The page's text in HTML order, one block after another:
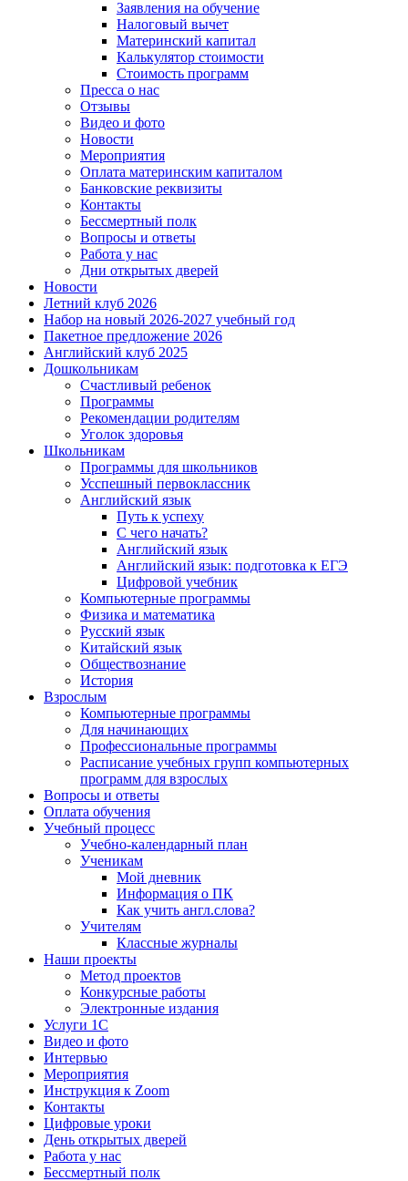
Заявления на обучение
Налоговый вычет
Материнский капитал
Калькулятор стоимости
Стоимость программ
Пресса о нас
Отзывы
Видео и фото
Новости
Мероприятия
Оплата материнским капиталом
Банковские реквизиты
Контакты
Бессмертный полк
Вопросы и ответы
Работа у нас
Дни открытых дверей
Новости
Летний клуб 2026
Набор на новый 2026-2027 учебный год
Пакетное предложение 2026
Английский клуб 2025
Дошкольникам
Счастливый ребенок
Программы
Рекомендации родителям
Уголок здоровья
Школьникам
Программы для школьников
Усспешный первоклассник
Английский язык
Путь к успеху
С чего начать?
Английский язык
Английский язык: подготовка к ЕГЭ
Цифровой учебник
Компьютерные программы
Физика и математика
Русский язык
Китайский язык
Обществознание
История
Взрослым
Компьютерные программы
Для начинающих
Профессиональные программы
Расписание учебных групп компьютерных
программ для взрослых
Вопросы и ответы
Оплата обучения
Учебный процесс
Учебно-календарный план
Ученикам
Мой дневник
Информация о ПК
Как учить англ.слова?
Учителям
Классные журналы
Наши проекты
Метод проектов
Конкурсные работы
Электронные издания
Услуги 1C
Видео и фото
Интервью
Мероприятия
Инструкция к Zoom
Контакты
Цифровые уроки
День открытых дверей
Работа у нас
Бессмертный полк